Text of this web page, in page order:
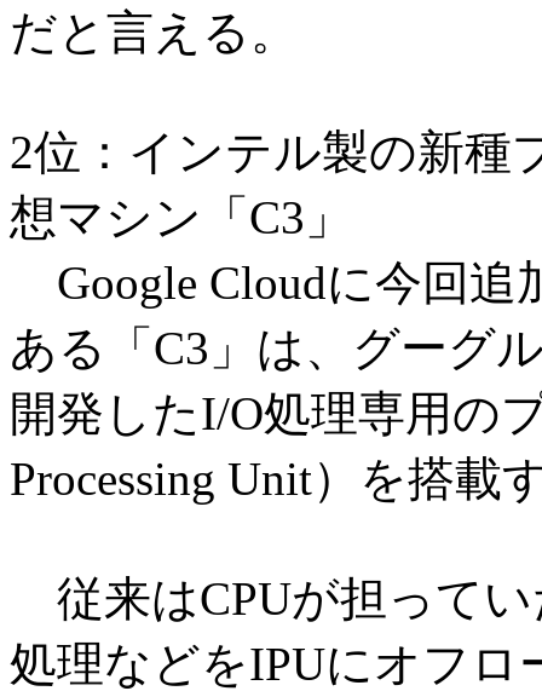
だと言える。
2位：インテル製の新種
想マシン「C3」
Google Cloudに今回追
ある「C3」は、グーグ
開発したI/O処理専用の
Processing Unit）を搭載
従来はCPUが担って
処理などをIPUにオフロ